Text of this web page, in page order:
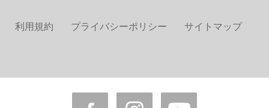
利用規約 プライバシーポリシー サイトマップ